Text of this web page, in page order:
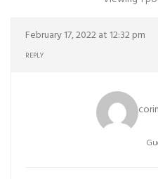
February 17, 2022 at 12:32 pm
REPLY